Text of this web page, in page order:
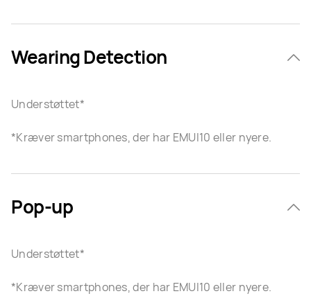
Wearing Detection
Understøttet*
*Kræver smartphones, der har EMUI10 eller nyere.
Pop-up
Understøttet*
*Kræver smartphones, der har EMUI10 eller nyere.